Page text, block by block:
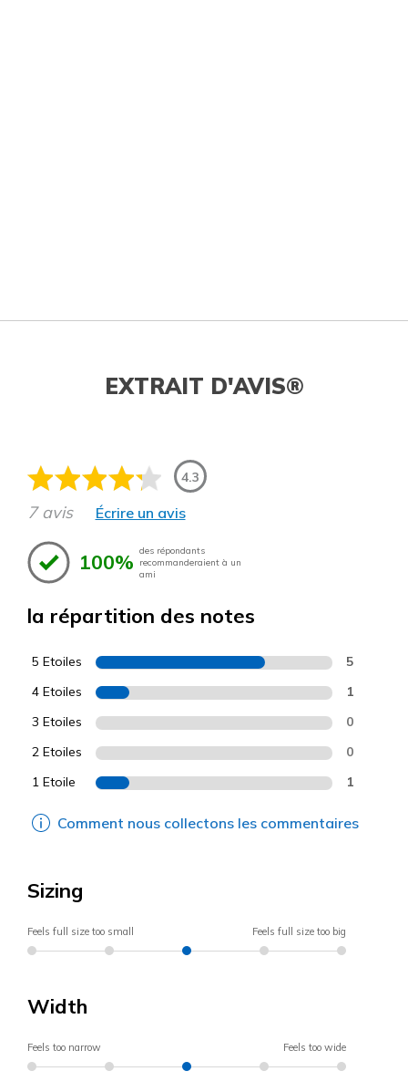
EXTRAIT D'AVIS®
4.3
7 avis Écrire un avis
100% des répondants
recommanderaient à un
ami
la répartition des notes
5 Etoiles 5
4 Etoiles 1
3 Etoiles 0
2 Etoiles 0
1 Etoile 1
Comment nous collectons les commentaires
Sizing
Feels full size too small Feels full size too big
Width
Feels too narrow Feels too wide